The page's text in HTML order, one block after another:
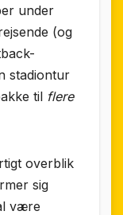
under
(og
stadiontur
til flere
overblik
sig
være